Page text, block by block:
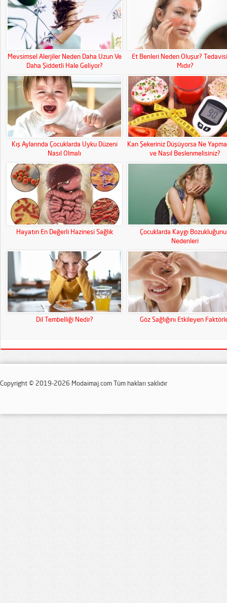
Mevsimsel Alerjiler Neden Daha Uzun Ve
Daha Şiddetli Hale Geliyor?
Et Benleri Neden Oluşur?
Mıdır?
Kış Aylarında Çocuklarda Uyku Düzeni
Nasıl Olmalı
Kan Şekeriniz Düşüyorsa Ne
ve Nasıl Beslenmelisiniz?
Hayatın En Değerli Hazinesi Sağlık
Çocuklarda Kaygı
Nedenleri
Dil Tembelliği Nedir? Göz Sağlığını Etkileyen
Copyright © 2019-2026 Modaimaj.com Tüm hakları saklıdır